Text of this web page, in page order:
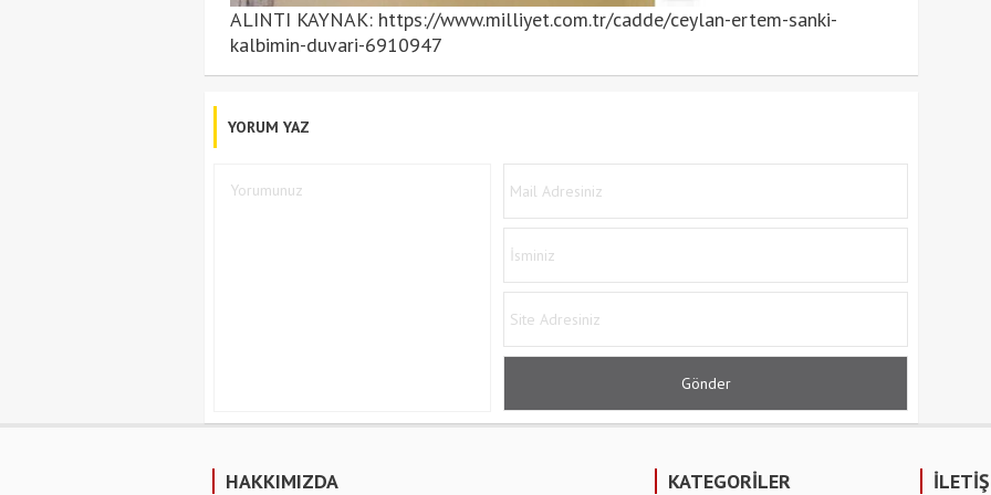
ALINTI KAYNAK: https://www.milliyet.com.tr/cadde/ceylan-ertem-sanki-
kalbimin-duvari-6910947
YORUM YAZ
HAKKIMIZDA KATEGORİLER